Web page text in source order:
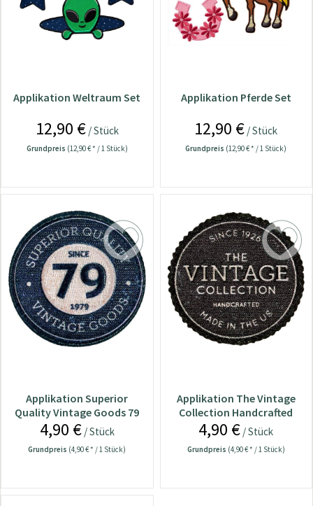
Applikation Weltraum Set
12,90 €/ Stück
Grundpreis (12,90 € * / 1 Stück)
Applikation Pferde Set
12,90 € / Stück
Grundpreis (12,90 € * / 1 Stück)
Applikation Superior
Quality Vintage Goods 79
4,90 €/ Stück
Grundpreis (4,90 € * / 1 Stück)
Applikation The Vintage
Collection Handcrafted
4,90 € / Stück
Grundpreis (4,90 € * / 1 Stück)